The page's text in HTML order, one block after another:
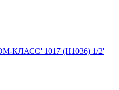
КЛАСС' 1017 (H1036) 1/2'